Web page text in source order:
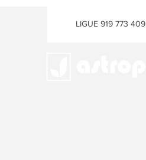
LIGUE 919 773 409